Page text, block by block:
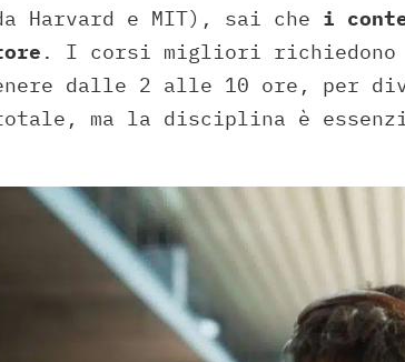
Harvard e MIT), sai che i
. I corsi migliori richiedono
dalle 2 alle 10 ore, per
ma la disciplina è